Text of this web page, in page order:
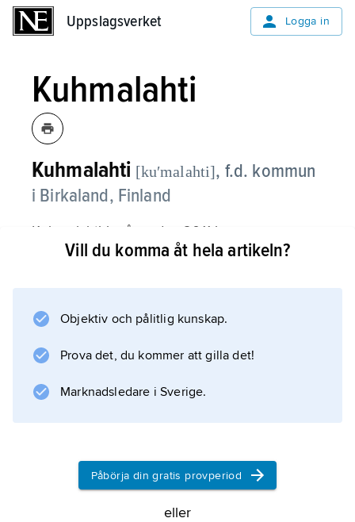
Uppslagsverket Logga in
Kuhmalahti
Kuhmalahti [kuʹmalahti], f.d. kommun
i Birkaland, Finland
Kuhmalahti ingår sedan 2011 i
Kangasala kommun
Information om artikeln
Vill du komma åt hela artikeln?
Objektiv och pålitlig kunskap.
Prova det, du kommer att gilla det!
Marknadsledare i Sverige.
Påbörja din gratis provperiod
eller